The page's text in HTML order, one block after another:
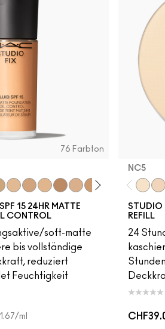
76 Farbton
15 24HR MATTE
CONTROL
soft-matte
bis vollständige
reduziert
Feuchtigkeit
/ml
NC5​
STUDIO
REFILL
24
NC30NW68